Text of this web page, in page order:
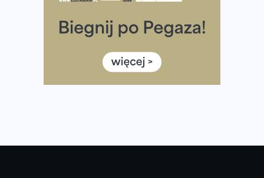
Rozbiegany Olsztyn szykuje się na weekend z
Już w tę sobotę 35. Bieg Powstania Warszawskiego.
Wystartuje rekordowa liczba uczestników